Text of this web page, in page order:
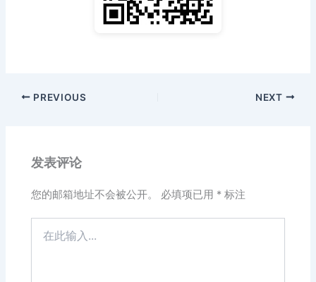
PREVIOUS NEXT
发表评论
您的邮箱地址不会被公开。 必填项已用 * 标注